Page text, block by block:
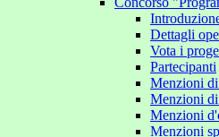
Dettagli
Vota i
Partecipanti
Menzioni
Menzioni
Menzioni
Menzioni